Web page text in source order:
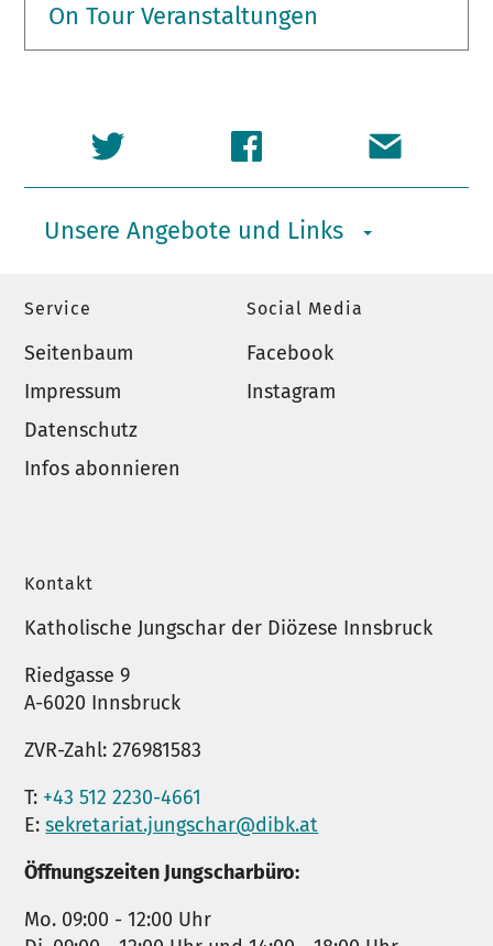
On Tour Veranstaltungen
Unsere Angebote und Links
Service
Seitenbaum
Impressum
Datenschutz
Infos abonnieren
Social Media
Facebook
Instagram
Kontakt
Katholische Jungschar der Diözese Innsbruck
Riedgasse 9
A-6020 Innsbruck
ZVR-Zahl: 276981583
T: +43 512 2230-4661
E:sekretariat.jungschar@dibk.at
Öffnungszeiten Jungscharbüro:
Mo. 09:00 - 12:00 Uhr